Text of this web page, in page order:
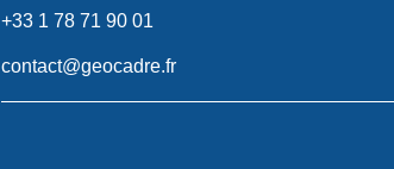
+33 1 78 71 90 01
contact@geocadre.fr